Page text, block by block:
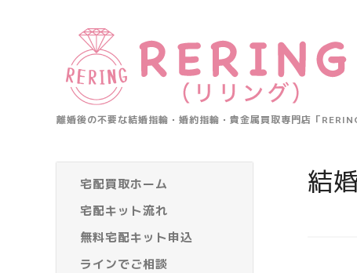
離婚後の不要な結婚指輪・婚約指輪・貴金属買取専門店「
宅配買取ホーム
宅配キット流れ
無料宅配キット申込
ラインでご相談
結